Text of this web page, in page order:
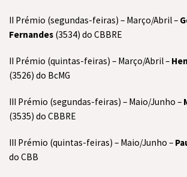
II Prémio (segundas-feiras) – Março/Abril –
Fernandes (3534) do CBBRE
II Prémio (quintas-feiras) – Março/Abril –
(3526) do BcMG
III Prémio (segundas-feiras) – Maio/Junho –
(3535) do CBBRE
III Prémio (quintas-feiras) – Maio/Junho –
do CBB